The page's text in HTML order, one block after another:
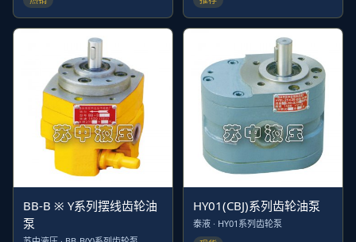
BB-B ※ Y系列摆线齿轮油
泵
HY01(CBJ)系列齿轮油泵
泰液 · HY01系列齿轮泵